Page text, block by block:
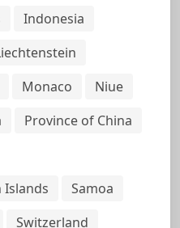
Indonesia
Monaco
Niue
Province of China
Islands
Samoa
Switzerland